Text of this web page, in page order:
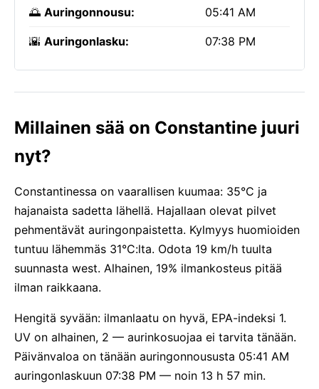
🌅 Auringonnousu: 05:41 AM
🌇 Auringonlasku: 07:38 PM
Millainen sää on Constantine juuri
nyt?
Constantinessa on vaarallisen kuumaa: 35°C ja
hajanaista sadetta lähellä. Hajallaan olevat pilvet
pehmentävät auringonpaistetta. Kylmyys huomioiden
tuntuu lähemmäs 31°C:lta. Odota 19 km/h tuulta
suunnasta west. Alhainen, 19% ilmankosteus pitää
ilman raikkaana.
Hengitä syvään: ilmanlaatu on hyvä, EPA-indeksi 1.
UV on alhainen, 2 — aurinkosuojaa ei tarvita tänään.
Päivänvaloa on tänään auringonnoususta 05:41 AM
auringonlaskuun 07:38 PM — noin 13 h 57 min.